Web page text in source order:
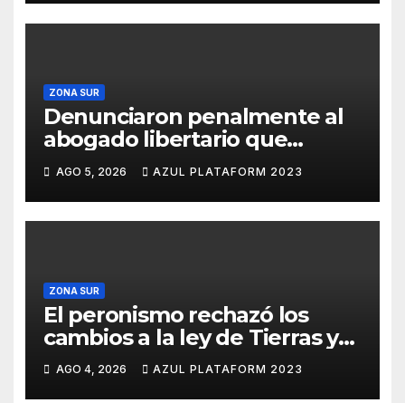
Tierras
ZONA SUR
Denunciaron penalmente al
abogado libertario que
propuso tirar napalm sobre el
Gran Buenos Aires
AGO 5, 2026 AZUL PLATAFORM 2023
ZONA SUR
El peronismo rechazó los
cambios a la ley de Tierras y
convocó a movilizarse el
jueves en contra del Gobierno
AGO 4, 2026 AZUL PLATAFORM 2023